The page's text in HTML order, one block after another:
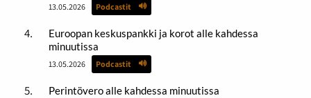
13.05.2026 Podcastit
Euroopan keskuspankki ja korot alle kahdessa
minuutissa
13.05.2026 Podcastit
Perintövero alle kahdessa minuutissa